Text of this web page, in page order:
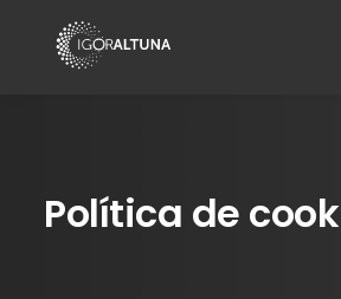
Política de